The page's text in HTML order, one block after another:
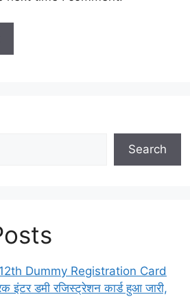
Search
Dummy Registration Card
इंटर डमी रजिस्ट्रेशन कार्ड हुआ जारी,